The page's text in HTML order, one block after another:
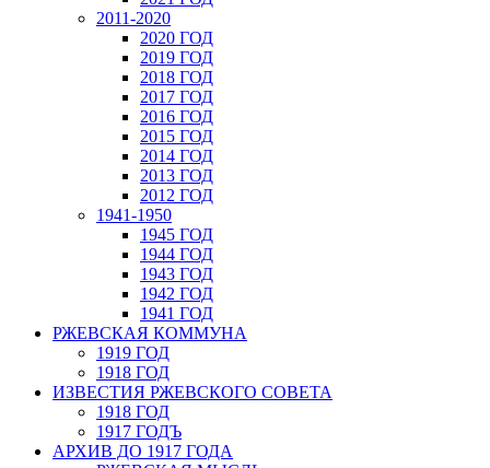
2011-2020
2020 ГОД
2019 ГОД
2018 ГОД
2017 ГОД
2016 ГОД
2015 ГОД
2014 ГОД
2013 ГОД
2012 ГОД
1941-1950
1945 ГОД
1944 ГОД
1943 ГОД
1942 ГОД
1941 ГОД
РЖЕВСКАЯ КОММУНА
1919 ГОД
1918 ГОД
ИЗВЕСТИЯ РЖЕВСКОГО СОВЕТА
1918 ГОД
1917 ГОДЪ
АРХИВ ДО 1917 ГОДА